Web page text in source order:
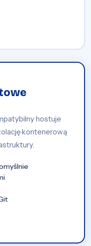
hostuje
kontenerową